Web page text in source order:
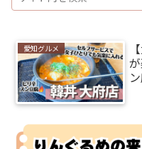
愛知グルメ